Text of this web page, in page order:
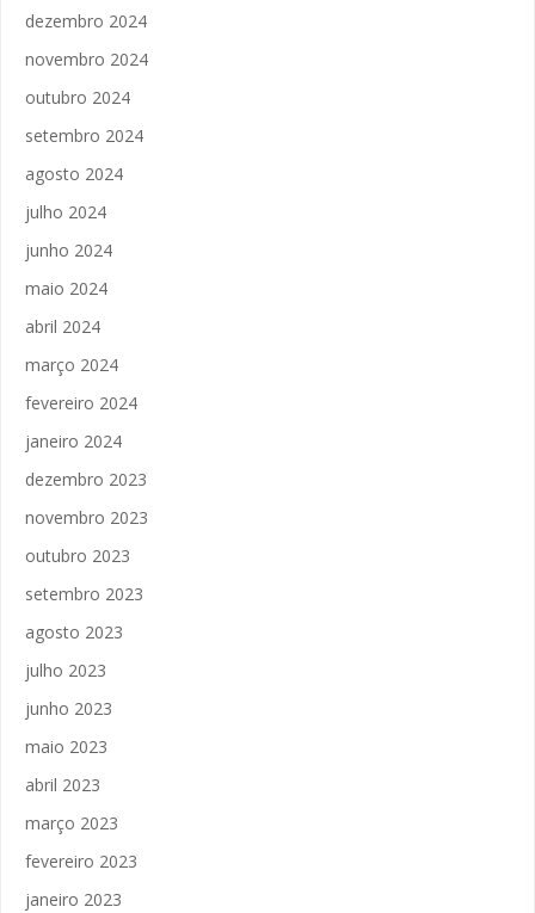
dezembro 2024
novembro 2024
outubro 2024
setembro 2024
agosto 2024
julho 2024
junho 2024
maio 2024
abril 2024
março 2024
fevereiro 2024
janeiro 2024
dezembro 2023
novembro 2023
outubro 2023
setembro 2023
agosto 2023
julho 2023
junho 2023
maio 2023
abril 2023
março 2023
fevereiro 2023
janeiro 2023